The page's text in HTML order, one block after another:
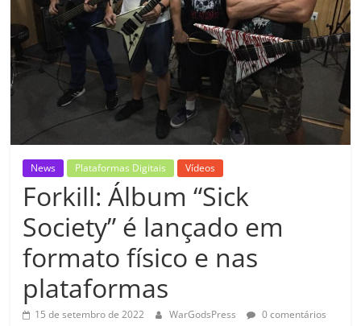
News Plataformas Digitais Vídeos
Forkill: Álbum “Sick
Society” é lançado em
formato físico e nas
plataformas
15 de setembro de 2022 WarGodsPress
0 comentários